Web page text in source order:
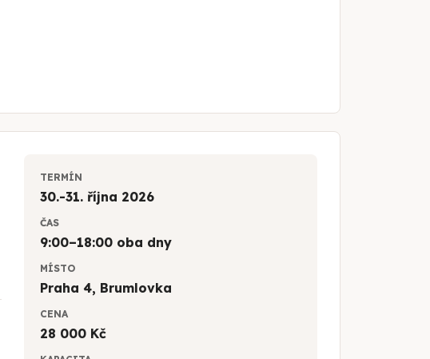
TERMÍN
30.-31. října 2026
ČAS
9:00–18:00 oba dny
MÍSTO
Praha 4, Brumlovka
CENA
28 000 Kč